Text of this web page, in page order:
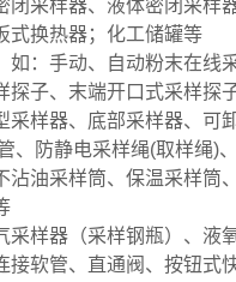
闭采样器、液体密闭采
式换热器；化工储罐等
如：手动、自动粉末在
探子、末端开口式采样
采样器、底部采样器、
、防静电采样绳(取样绳)
沾油采样筒、保温采样
采样器（采样钢瓶）、
接软管、直通阀、按钮式